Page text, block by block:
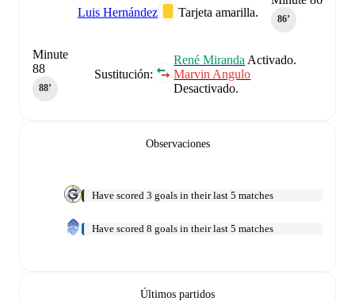
86‎’‎
Tarjeta amarilla.
Luis Hernández
Sustitución:
René Miranda Activado.
Marvin Angulo
Desactivado.
Minute
88
88‎’‎
Observaciones
Have scored 3 goals in their last 5 matches
Have scored 8 goals in their last 5 matches
Últimos partidos